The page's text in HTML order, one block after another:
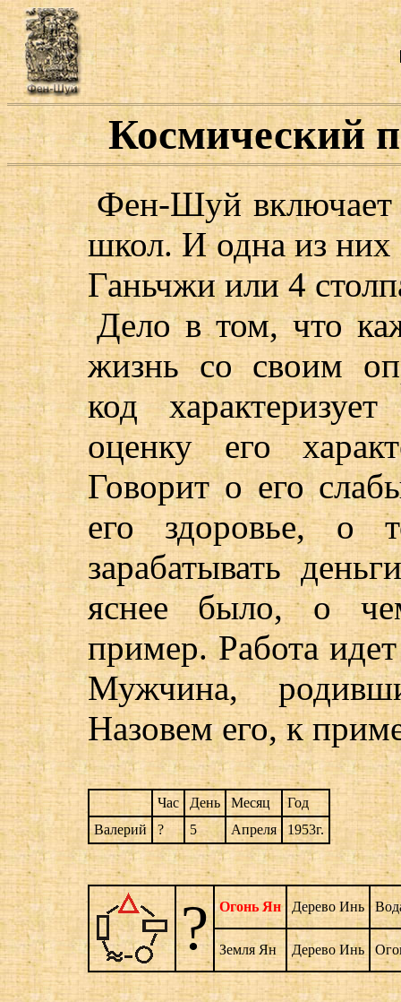
Космический
Фен-Шуй включает
школ. И одна из них
Ганьчжи или 4
Дело в том, что
жизнь со своим
код
оценку его
Говорит о его
его здоровье,
зарабатывать
яснее было, о
пример. Работа
Мужчина,
Назовем его, к
Час День Месяц
Год
Валерий
? 5 Апреля 1953г.
? Огонь Ян Дерево Инь
Земля Ян Дерево Инь